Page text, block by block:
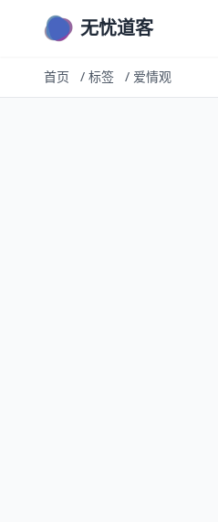
无忧道客
首页 / 标签 / 爱情观